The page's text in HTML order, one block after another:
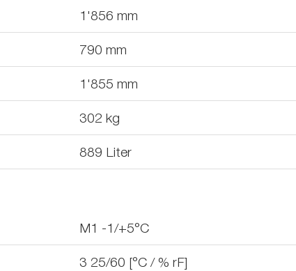
1'856 mm
790 mm
1'855 mm
302 kg
889 Liter
M1 -1/+5°C
3 25/60 [°C / % rF]